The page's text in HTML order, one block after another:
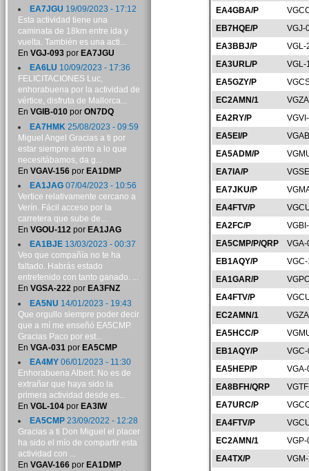
EA4GBA/P
EB7HQE/P
VGJ-
EA3BBJ/P
VGL-
EA3URL/P
VGL-
EA5GZY/P
EC2AMN/1
EA2RY/P
EA5EI/P
EA5ADM/P
EA7IA/P
EA7JKU/P
EA4FTV/P
EA2FC/P
EA5CMP/P/QRP
EB1AQY/P
EA1GAR/P
EA4FTV/P
EC2AMN/1
EA5HCC/P
EB1AQY/P
EA5HEP/P
EA8BFH/QRP
EA7URC/P
EA4FTV/P
EC2AMN/1
EA4TX/P
EA7JGU 19/09/2023 - 17:12
Esta actividad tiene una
caminata de 18km entre ida y
vuelta. También es una acti...
En VGJ-093por EA7JGU
EA6LU 10/09/2023 - 17:36
FELICITACIONES Luc,
enhorabuena por la actividad de
vértice, disfruta de Mallorca...
En VGIB-010por ON7DQ
EA7HMK 25/08/2023 - 09:59
Miguel Angel Gracias a ti por
estar siempre atento a lo que
necesitábamos, da g...
En VGAV-156por EA1DMP
EA1JAG07/04/2023 - 10:56
Vertice relativamente cercano a
Verín. Fácil acceso por la
carretera que sube de...
En VGOU-112por EA1JAG
EA1BJE13/03/2023 - 00:37
Veo que compañía no te ha
faltado. Habrás estado
entretenido con tanto ganado. ...
En VGSA-222por EA3FNZ
EA5NU 14/01/2023 - 19:43
Que orgullo siempre poder decir
que a mí me enseñó EA5CMP.
Gracias Paco por est...
En VGA-031 por EA5CMP
EA4MY06/01/2023 - 11:30
Enhorabuena Albert. No es de
extrañar que haya sido la
primera actividad desde es...
En VGL-104por EA3IW
EA5CMP23/09/2022 - 12:28
Gracias a ti Don Miguel el placer
ha sido el mío de compartir esta
actividad con ...
En VGAV-166por EA1DMP